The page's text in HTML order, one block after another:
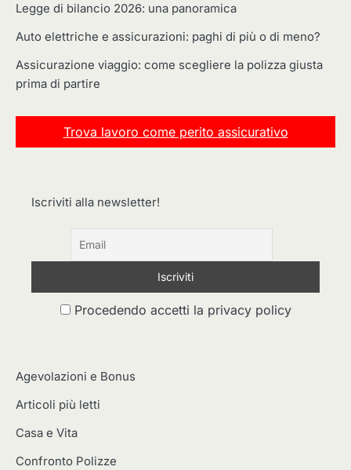
Legge di bilancio 2026: una panoramica
Auto elettriche e assicurazioni: paghi di più o di meno?
Assicurazione viaggio: come scegliere la polizza giusta
prima di partire
Trova lavoro come perito assicurativo
Iscriviti alla newsletter!
Procedendo accetti la privacy policy
Agevolazioni e Bonus
Articoli più letti
Casa e Vita
Confronto Polizze